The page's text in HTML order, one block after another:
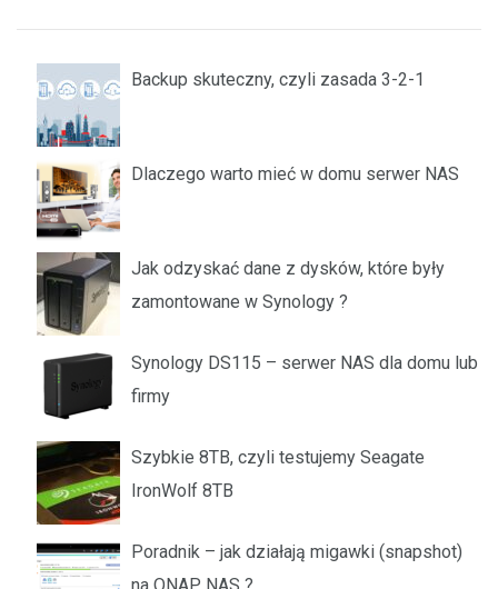
Backup skuteczny, czyli zasada 3-2-1
Dlaczego warto mieć w domu serwer NAS
Jak odzyskać dane z dysków, które były
zamontowane w Synology ?
Synology DS115 – serwer NAS dla domu lub
firmy
Szybkie 8TB, czyli testujemy Seagate
IronWolf 8TB
Poradnik – jak działają migawki (snapshot)
na QNAP NAS ?